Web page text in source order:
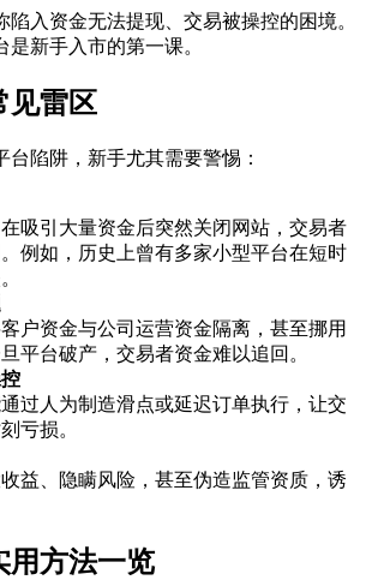
陷入资金无法提现、交易被操控的困境。
是新手入市的第一课。
见雷区
台陷阱，新手尤其需要警惕：
吸引大量资金后突然关闭网站，交易者
例如，历史上曾有多家小型平台在短时
户资金与公司运营资金隔离，甚至挪用
平台破产，交易者资金难以追回。
过人为制造滑点或延迟订单执行，让交
亏损。
益、隐瞒风险，甚至伪造监管资质，诱
用方法一览